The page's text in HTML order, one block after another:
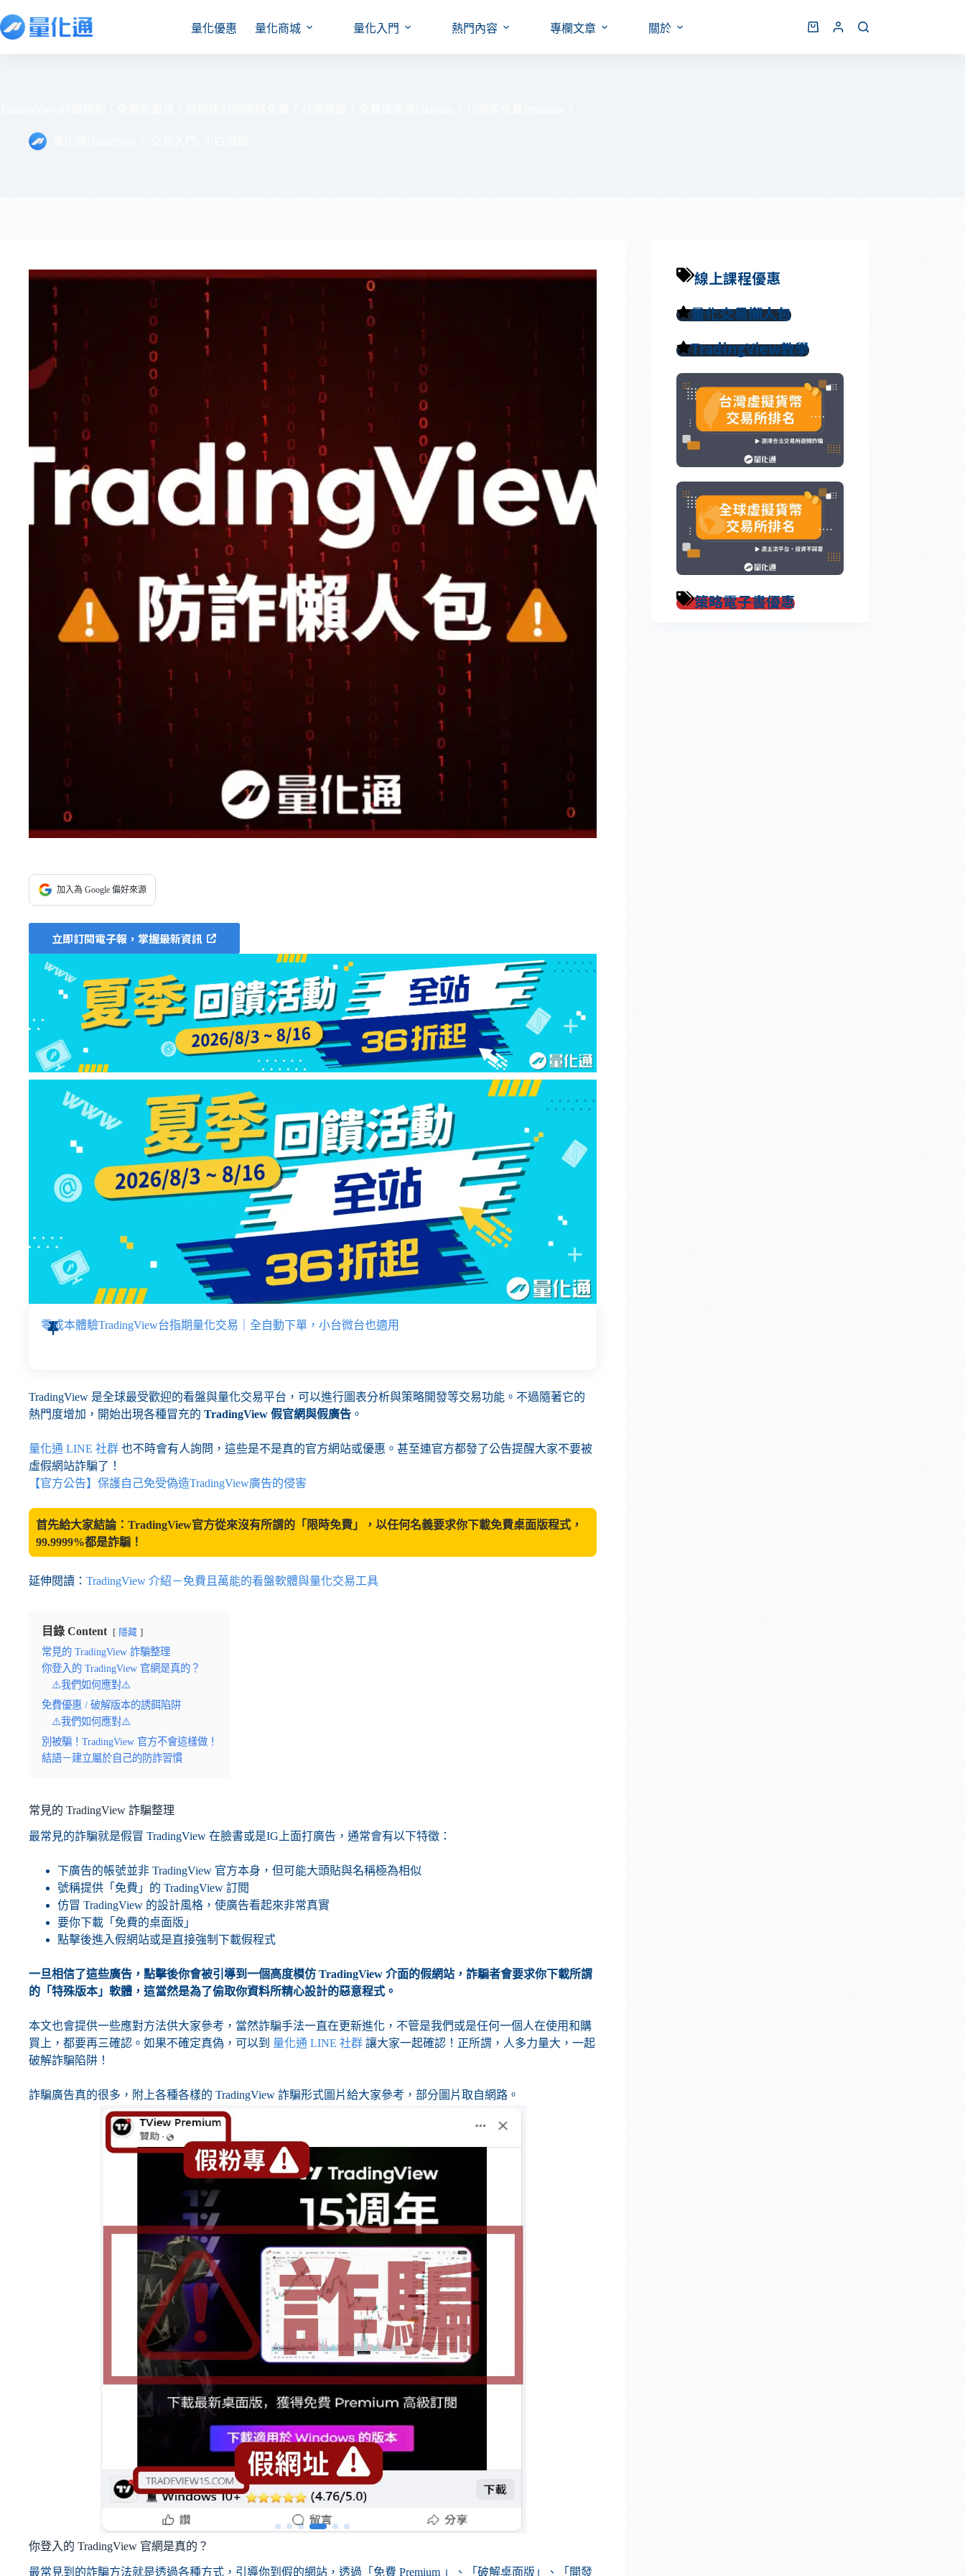
量化優惠 量化商城 量化入門 熱門內容 專欄文章 關於
加入為 Google 偏好來源
立即訂閱電子報，掌握最新資訊
零成本體驗TradingView台指期量化交易｜全自動下單，小台微台也適用
TradingView 是全球最受歡迎的看盤與量化交易平台，可以進行圖表分析與策略開發等交易功能。不過隨著它的
熱門度增加，開始出現各種冒充的 TradingView 假官網與假廣告 。
量化通 LINE 社群 也不時會有人詢問，這些是不是真的官方網站或優惠。甚至連官方都發了公告提醒大家不要被
虛假網站詐騙了！
【官方公告】保護自己免受偽造TradingView廣告的侵害
首先給大家結論：TradingView官方從來沒有所謂的「限時免費」，以任何名義要求你下載免費桌面版程式，
99.9999%都是詐騙！
延伸閱讀： TradingView 介紹－免費且萬能的看盤軟體與量化交易工具
目錄 Content 隱藏
常見的 TradingView 詐騙整理
你登入的 TradingView 官網是真的？
⚠️我們如何應對⚠️
免費優惠 / 破解版本的誘餌陷阱
⚠️我們如何應對⚠️
別被騙！TradingView 官方不會這樣做！
結語－建立屬於自己的防詐習慣
常見的 TradingView 詐騙整理
最常見的詐騙就是假冒 TradingView 在臉書或是IG上面打廣告，通常會有以下特徵：
下廣告的帳號並非 TradingView 官方本身，但可能大頭貼與名稱極為相似
號稱提供「免費」的 TradingView 訂閱
仿冒 TradingView 的設計風格，使廣告看起來非常真實
要你下載「免費的桌面版」
點擊後進入假網站或是直接強制下載假程式
一旦相信了這些廣告，點擊後你會被引導到一個高度模仿 TradingView 介面的假網站，詐騙者會要求你下載所謂
的「特殊版本」軟體，這當然是為了偷取你資料所精心設計的惡意程式。
本文也會提供一些應對方法供大家參考，當然詐騙手法一直在更新進化，不管是我們或是任何一個人在使用和購
買上，都要再三確認。如果不確定真偽，可以到 量化通 LINE 社群 讓大家一起確認！正所謂，人多力量大，一起
破解詐騙陷阱！
詐騙廣告真的很多，附上各種各樣的 TradingView 詐騙形式圖片給大家參考，部分圖片取自網路。
你登入的 TradingView 官網是真的？
最常見到的詐騙方法就是透過各種方式，引導你到假的網站，透過「免費 Premium 」、「破解桌面版」、「開發
線上課程優惠
量化交易懶人包
TradingView教學
策略電子書優惠